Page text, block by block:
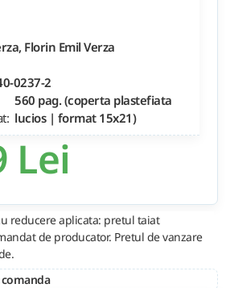
Lei
Florin Emil Verza
0237-2
560 pag. (coperta plastefiata
lucios | format 15x21)
reducere aplicata: pretul taiat
de producator. Pretul de vanzare